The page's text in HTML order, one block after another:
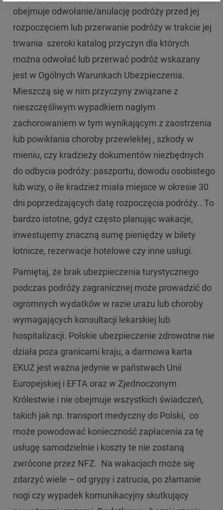
obejmuje odwołanie/anulację podróży przed jej
rozpoczęciem lub przerwanie podróży w trakcie jej
trwania szeroki katalog przyczyn dla których
można odwołać lub przerwać podróż wskazany
jest w Ogólnych Warunkach Ubezpieczenia.
Mieszczą się w nim przyczyny związane z
nieszczęśliwym wypadkiem nagłym
zachorowaniem w tym wynikającym z zaostrzenia
lub powikłania choroby przewlekłej , szkody w
mieniu, czy kradzieży dokumentów niezbędnych
do odbycia podróży: paszportu, dowodu osobistego
lub wizy, o ile kradzież miała miejsce w okresie 30
dni poprzedzających datę rozpoczęcia podróży.. To
bardzo istotne, gdyż często planując wakacje,
inwestujemy znaczną sumę pieniędzy w bilety
lotnicze, rezerwacje hotelowe czy inne usługi.
Pamiętaj, że brak ubezpieczenia turystycznego
podczas podróży zagranicznej może prowadzić do
ogromnych wydatków w razie urazu lub choroby
wymagających konsultacji lekarskiej lub
hospitalizacji. Polskie ubezpieczenie zdrowotne nie
działa poza granicami kraju, a darmowa karta
EKUZ jest ważna jedynie w państwach Unii
Europejskiej i EFTA oraz w Zjednoczonym
Królestwie i nie obejmuje wszystkich świadczeń,
takich jak np. transport medyczny do Polski, co
może powodować konieczność zapłacenia za tę
usługę samodzielnie i koszty te nie zostaną
zwrócone przez NFZ. Na wakacjach może się
zdarzyć wiele – od grypy i zatrucia, po złamanie
nogi czy wypadek komunikacyjny skutkujący